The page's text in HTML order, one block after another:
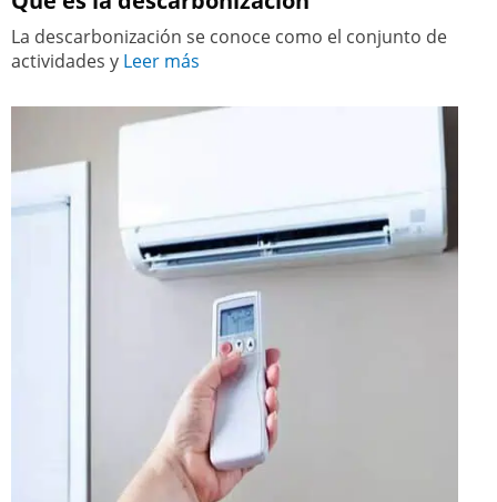
La descarbonización se conoce como el conjunto de
actividades y Leer más